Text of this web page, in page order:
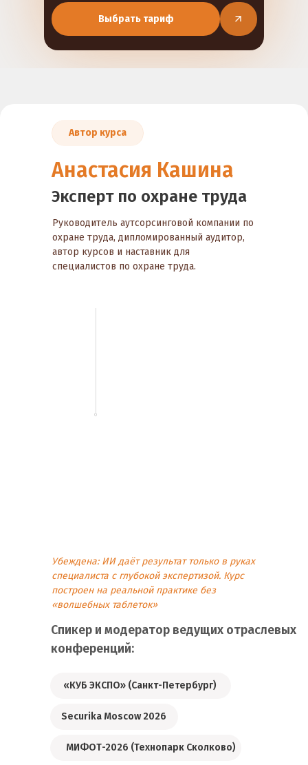
Выбрать тариф
Автор курса
Убеждена: ИИ даёт результат только в руках
специалиста с глубокой экспертизой. Курс
построен на реальной практике без
«волшебных таблеток»
Спикер и модератор ведущих отраслевых
конференций:
Руководитель аутсорсинговой компании по
охране труда, дипломированный аудитор,
автор курсов и наставник для
специалистов по охране труда.
Эксперт по охране труда
Анастасия Кашина
МИФОТ-2026 (Технопарк Сколково)
Securika Moscow 2026
«КУБ ЭКСПО» (Санкт-Петербург)